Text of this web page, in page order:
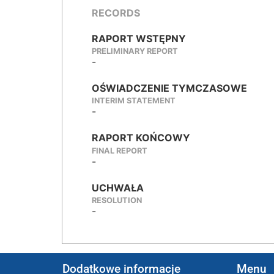
RECORDS
RAPORT WSTĘPNY
PRELIMINARY REPORT
-
OŚWIADCZENIE TYMCZASOWE
INTERIM STATEMENT
-
RAPORT KOŃCOWY
FINAL REPORT
-
UCHWAŁA
RESOLUTION
-
Dodatkowe informacje Menu